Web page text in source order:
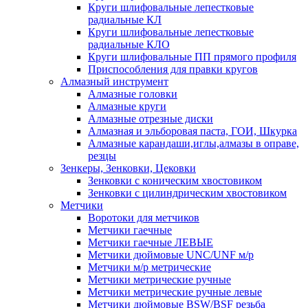
Круги шлифовальные лепестковые
радиальные КЛ
Круги шлифовальные лепестковые
радиальные КЛО
Круги шлифовальные ПП прямого профиля
Приспособления для правки кругов
Алмазный инструмент
Алмазные головки
Алмазные круги
Алмазные отрезные диски
Алмазная и эльборовая паста, ГОИ, Шкурка
Алмазные карандаши,иглы,алмазы в оправе,
резцы
Зенкеры, Зенковки, Цековки
Зенковки с коническим хвостовиком
Зенковки с цилиндрическим хвостовиком
Метчики
Воротоки для метчиков
Метчики гаечные
Метчики гаечные ЛЕВЫЕ
Метчики дюймовые UNC/UNF м/р
Метчики м/р метрические
Метчики метрические ручные
Метчики метрические ручные левые
Метчики дюймовые BSW/BSF резьба